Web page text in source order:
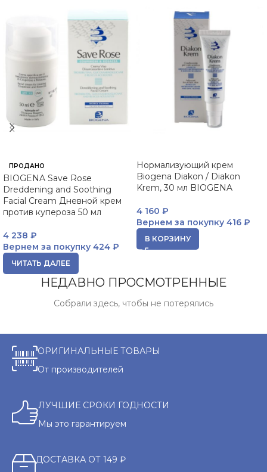
ПРОДАНО
BIOGENA Save Rose
Dreddening and Soothing
Facial Cream Дневной крем
против купероза 50 мл
4 238 ₽
Вернем за покупку 424 ₽
ЧИТАТЬ ДАЛЕЕ
Нормализующий крем
Biogena Diakon / Diakon
Krem, 30 мл BIOGENA
4 160 ₽
Вернем за покупку 416 ₽
В КОРЗИНУ
НЕДАВНО ПРОСМОТРЕННЫЕ
Собрали здесь, чтобы не потерялись
ОРИГИНАЛЬНЫЕ ТОВАРЫ
От производителей
ЛУЧШИЕ СРОКИ ГОДНОСТИ
Мы это гарантируем
ДОСТАВКА ОТ 149 ₽